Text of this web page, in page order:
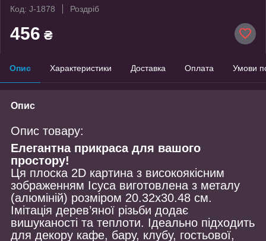
Код: J-1878
Роздріб
456 ₴
Опис Характеристики Доставка Оплата Умови
Опис
Опис товару:
Елегантна прикраса для вашого
простору!
Ця плоска 2D картина з високоякісним
зображенням Ісуса виготовлена з металу
(алюміній) розміром 20.32x30.48 см.
Імітація дерев’яної різьби додає
вишуканості та теплоти. Ідеально підходить
для декору кафе, бару, клубу, гостьової,